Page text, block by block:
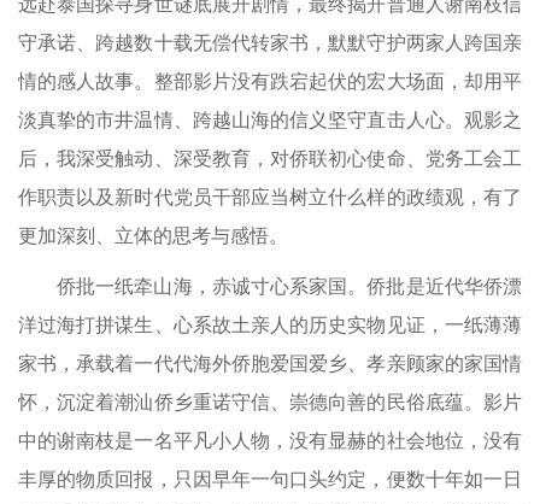
远赴泰国探寻身世谜底展开剧情，最终揭开普通人谢南枝信
守承诺、跨越数十载无偿代转家书，默默守护两家人跨国亲
情的感人故事。整部影片没有跌宕起伏的宏大场面，却用平
淡真挚的市井温情、跨越山海的信义坚守直击人心。观影之
后，我深受触动、深受教育，对侨联初心使命、党务工会工
作职责以及新时代党员干部应当树立什么样的政绩观，有了
更加深刻、立体的思考与感悟。
侨批一纸牵山海，赤诚寸心系家国。侨批是近代华侨漂
洋过海打拼谋生、心系故土亲人的历史实物见证，一纸薄薄
家书，承载着一代代海外侨胞爱国爱乡、孝亲顾家的家国情
怀，沉淀着潮汕侨乡重诺守信、崇德向善的民俗底蕴。影片
中的谢南枝是一名平凡小人物，没有显赫的社会地位，没有
丰厚的物质回报，只因早年一句口头约定，便数十年如一日